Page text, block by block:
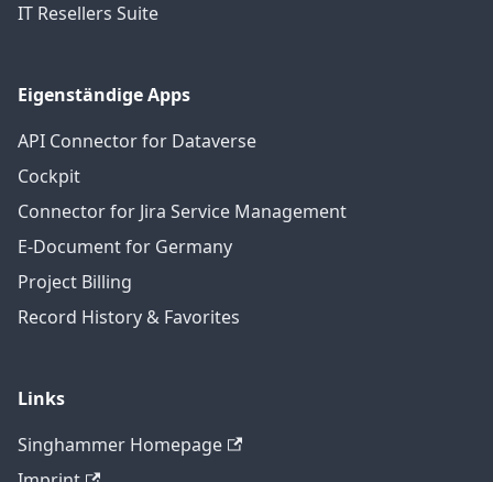
IT Resellers Suite
Eigenständige Apps
API Connector for Dataverse
Cockpit
Connector for Jira Service Management
E-Document for Germany
Project Billing
Record History & Favorites
Links
Singhammer Homepage